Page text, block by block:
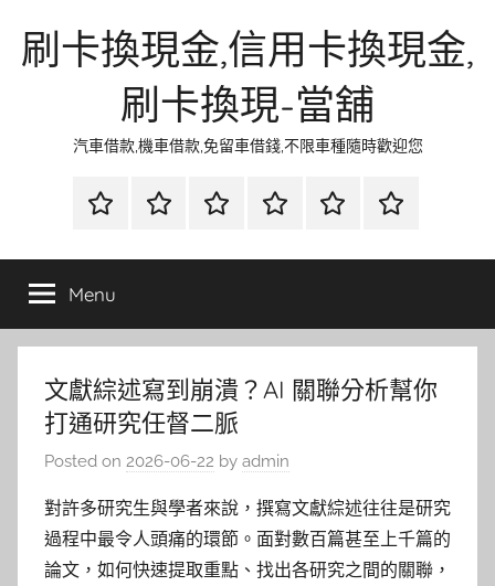
刷卡換現金,信用卡換現金,
刷卡換現-當舖
汽車借款,機車借款,免留車借錢,不限車種隨時歡迎您
首
當
金
網
資
流
時
環
清
聯
徵
Menu
文獻綜述寫到崩潰？AI 關聯分析幫你
打通研究任督二脈
Posted on 2026-06-22 by admin
對許多研究生與學者來說，撰寫文獻綜述往往是研究
過程中最令人頭痛的環節。面對數百篇甚至上千篇的
論文，如何快速提取重點、找出各研究之間的關聯，